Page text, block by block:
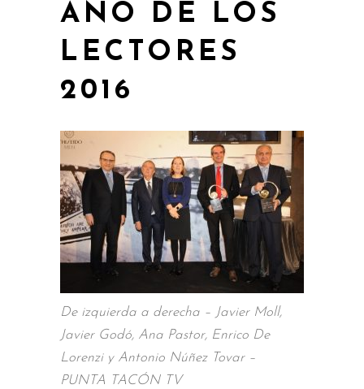
AÑO DE LOS
LECTORES
2016
De izquierda a derecha – Javier Moll,
Javier Godó, Ana Pastor, Enrico De
Lorenzi y Antonio Núñez Tovar –
PUNTA TACÓN TV